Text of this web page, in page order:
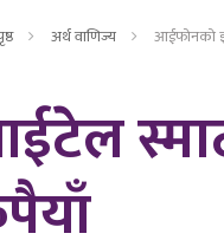
अर्थ वाणिज्य आईफोनको